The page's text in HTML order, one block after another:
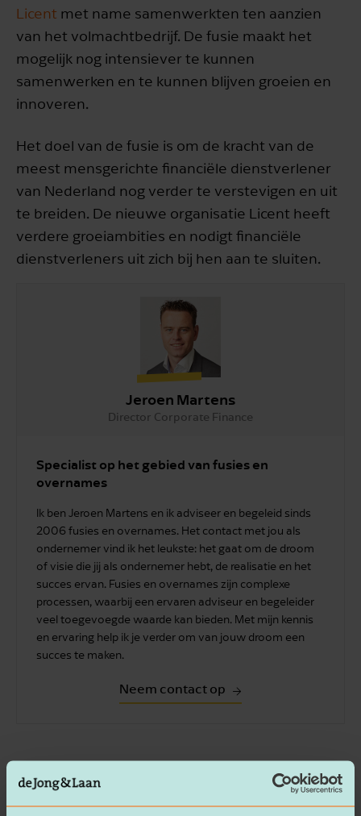
Licent met name samenwerkten ten aanzien
van het volmachtbedrijf. De fusie maakt het
mogelijk nog intensiever te kunnen
samenwerken en te kunnen blijven groeien en
innoveren.
Het doel van de fusie is om de kracht van de
meest mensgerichte financiële dienstverlener
van Nederland nog verder te verstevigen en uit
te breiden. De nieuwe organisatie Licent heeft
verdere groeiambities en nodigt financiële
dienstverleners uit zich bij hen aan te sluiten.
Jeroen Martens
Director Corporate Finance
Specialist op het gebied van fusies en
overnames
Ik ben Jeroen Martens en ik adviseer en begeleid sinds
2006 fusies en overnames. Het contact met jou als
ondernemer vind ik het leukste: het gaat om de droom
of visie die jij als ondernemer hebt, de realisatie en het
succes ervan. Fusies en overnames zijn complexe
processen, waarbij een ervaren adviseur en begeleider
veel toegevoegde waarde kan bieden. Met mijn kennis
en ervaring help ik je verder om van jouw droom een
succes te maken.
Neem contact op